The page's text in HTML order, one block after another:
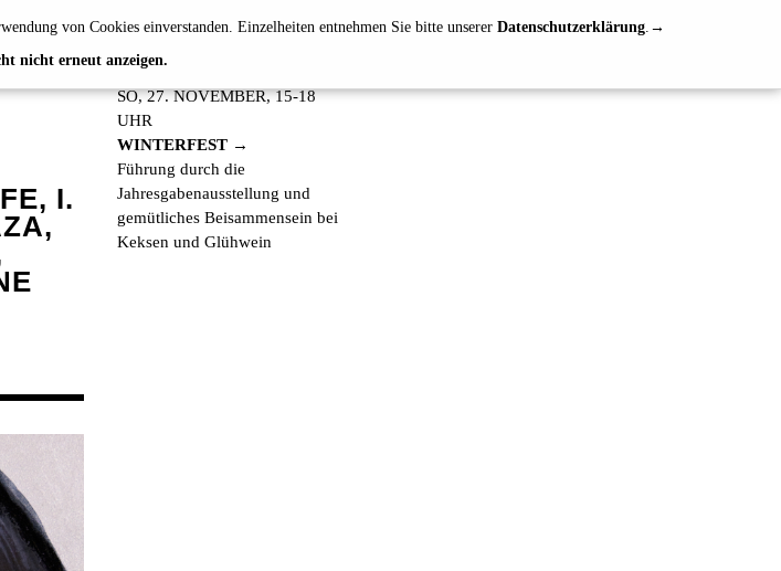
von Cookies einverstanden. Einzelheiten entnehmen Sie bitte unserer Datenschutzerklärung.
nicht erneut anzeigen.
I.
SO, 27. NOVEMBER, 15-18
UHR
WINTERFEST
Führung durch die
Jahresgabenausstellung und
gemütliches Beisammensein bei
Keksen und Glühwein